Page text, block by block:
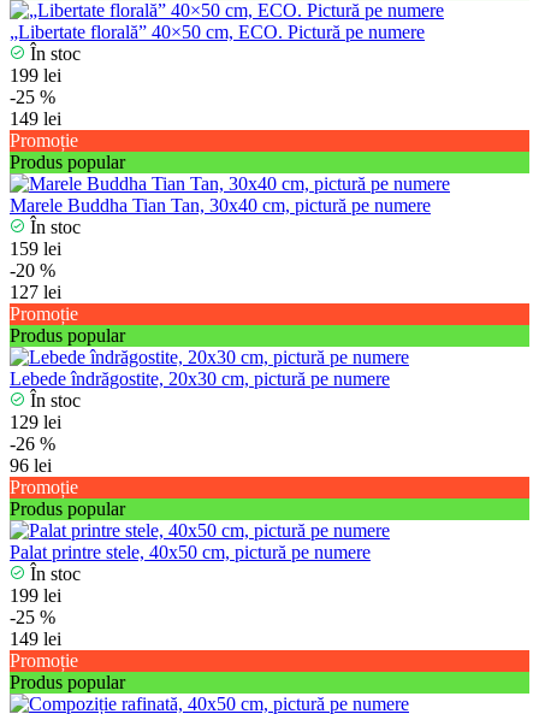
„Libertate florală” 40×50 cm, ECO. Pictură pe numere
În stoc
199 lei
-25 %
149 lei
Promoție
Produs popular
Marele Buddha Tian Tan, 30x40 cm, pictură pe numere
În stoc
159 lei
-20 %
127 lei
Promoție
Produs popular
Lebede îndrăgostite, 20x30 cm, pictură pe numere
În stoc
129 lei
-26 %
96 lei
Promoție
Produs popular
Palat printre stele, 40x50 cm, pictură pe numere
În stoc
199 lei
-25 %
149 lei
Promoție
Produs popular